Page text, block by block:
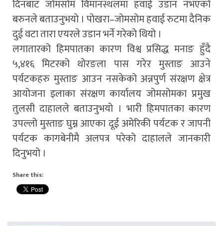
दिनबाट जोमसोम विमानस्थलमा हवाई उडान नभएको
बरुनले बताउनुभयो । पोखरा–जोमसोम हवाई रुटमा दैनिक
दुई वटा तारा एयरले उडान भर्ने गरेको थियो ।
लगातारको हिमपातका कारण विश्व प्रसिद्ध मनाङ हुँदै
५,४१६ मिटरको थोरङला पास गरेर मुस्ताङ आउने
पर्यटकहरु मुस्ताङ आउन नसकेको अन्नपुर्ण संरक्षण क्षेत्र
आयोजना इलाका संरक्षण कार्यालय जोमसोमका प्रमुख
तुलसी दाहालले बताउनुभयो । भारी हिमपातका कारण
उपल्लो मुस्ताङ घुम्न आएका दूई अमेरिकी पर्यटक र जापनी
पर्यटक कागबेनीमै अलपत्र परेको दाहालले जानकारी
दिनुभयो ।
Share this: